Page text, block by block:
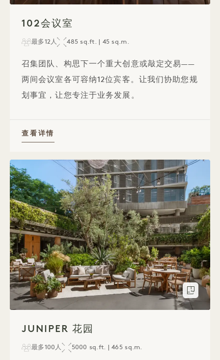
102会议室
最多12人 485 sq.ft. | 45 sq.m.
召集团队、构思下一个重大创意或敲定交易——
两间会议室各可容纳12位宾客。让我们协助您规
划事宜，让您专注于业务发展。
查看详情
户型图
JUNIPER 花园
最多100人 5000 sq.ft. | 465 sq.m.